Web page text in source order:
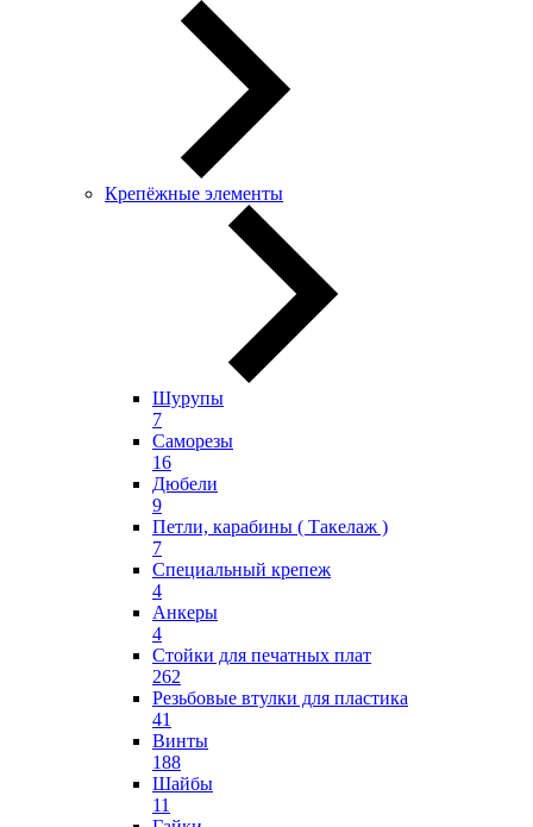
Крепёжные элементы
Шурупы
7
Саморезы
16
Дюбели
9
Петли, карабины ( Такелаж )
7
Специальный крепеж
4
Анкеры
4
Стойки для печатных плат
262
Резьбовые втулки для пластика
41
Винты
188
Шайбы
11